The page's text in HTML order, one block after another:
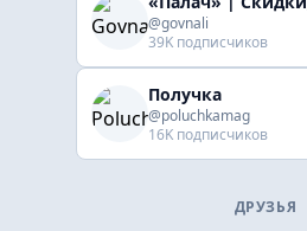
@govnali
39K подписчиков
Получка
@poluchkamag
16K подписчиков
ДРУЗЬЯ